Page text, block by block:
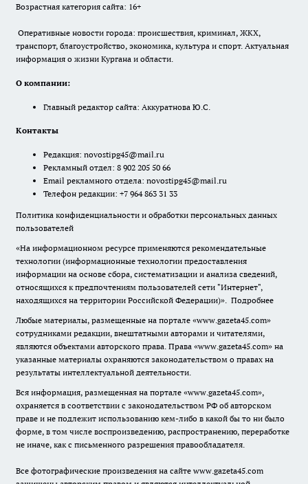
Возрастная категория сайта: 16+
Оперативные новости города: происшествия, криминал, ЖКХ,
транспорт, благоустройство, экономика, культура и спорт. Актуальная
информация о жизни Кургана и области.
О компании:
Главный редактор сайта: Аккуратнова Ю.С.
Контакты
Редакция: novostipg45@mail.ru
Рекламный отдел: 8 902 205 50 66
Email рекламного отдела: novostipg45@mail.ru
Телефон редакции: +7 964 863 31 33
Политика конфиденциальности и обработки персональных данных
пользователей
«На информационном ресурсе применяются рекомендательные
технологии (информационные технологии предоставления
информации на основе сбора, систематизации и анализа сведений,
относящихся к предпочтениям пользователей сети "Интернет",
находящихся на территории Российской Федерации)». Подробнее
Любые материалы, размещенные на портале «www.gazeta45.com»
сотрудниками редакции, внештатными авторами и читателями,
являются объектами авторского права. Права «www.gazeta45.com» на
указанные материалы охраняются законодательством о правах на
результаты интеллектуальной деятельности.
Вся информация, размещенная на портале «www.gazeta45.com»,
охраняется в соответствии с законодательством РФ об авторском
праве и не подлежит использованию кем-либо в какой бы то ни было
форме, в том числе воспроизведению, распространению, переработке
не иначе, как с письменного разрешения правообладателя.
Все фотографические произведения на сайте www.gazeta45.com